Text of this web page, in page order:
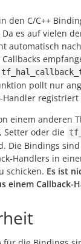
den C/C++
es auf vielen
automatisch
pollt nur
Handler registriert
einem anderen
Setter oder die
Die Bindings
Handlers in
schicken. Es ist
einem Callback-